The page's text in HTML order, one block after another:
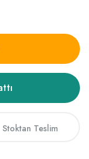
Stoktan Teslim